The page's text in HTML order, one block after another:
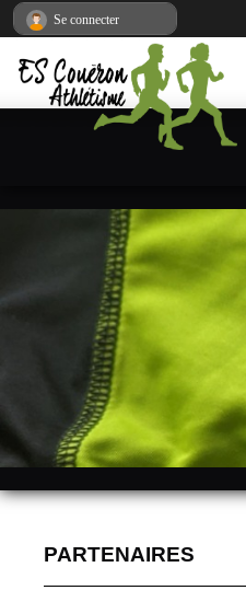
PARTENAIRES
Se connecter
Panneau de gestion des cookies